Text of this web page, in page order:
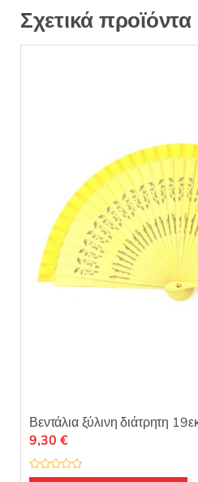
Σχετικά προϊόντα
Βεντάλια ξύλινη διάτρητη
Β
9,30 €